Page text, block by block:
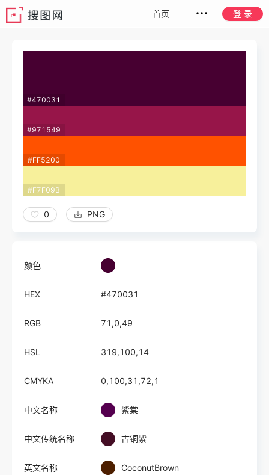
首页 登 录
#470031
#971549
#FF5200
#F7F09B
0 PNG
颜色
HEX #470031
RGB 71,0,49
HSL 319,100,14
CMYKA 0,100,31,72,1
中文名称 紫棠
中文传统名称 古铜紫
英文名称 CoconutBrown